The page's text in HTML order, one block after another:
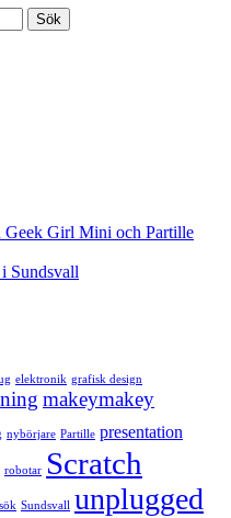
Geek Girl Mini och Partille
Sundsvall
elektronik grafisk design
makeymakey
nybörjare Partille presentation
robotar Scratch
Sundsvall unplugged